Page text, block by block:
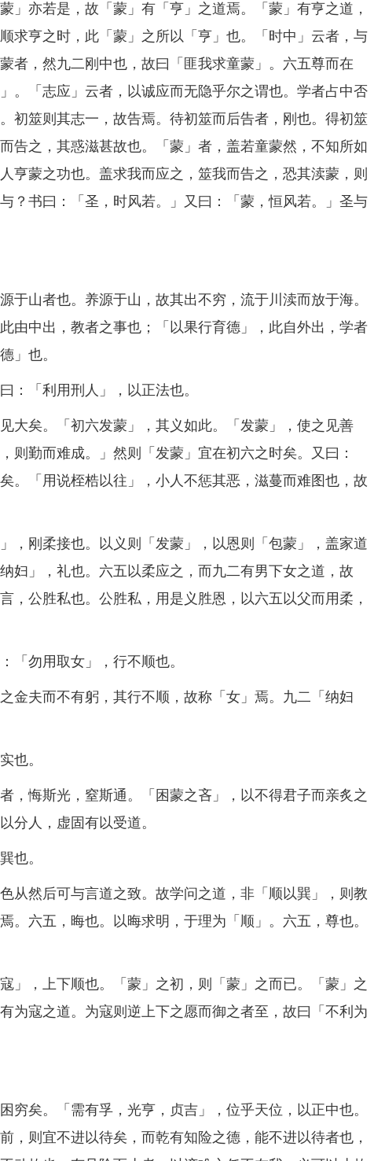
亦若是，故「蒙」有「亨」之道焉。「蒙」有亨之道，
求亨之时，此「蒙」之所以「亨」也。「时中」云者，与
者，然九二刚中也，故曰「匪我求童蒙」。六五尊而在
。「志应」云者，以诚应而无隐乎尔之谓也。学者占中否
初筮则其志一，故告焉。待初筮而后告者，刚也。得初筮
告之，其惑滋甚故也。「蒙」者，盖若童蒙然，不知所如
亨蒙之功也。盖求我而应之，筮我而告之，恐其渎蒙，则
？书曰：「圣，时风若。」又曰：「蒙，恒风若。」圣与
山者也。养源于山，故其出不穷，流于川渎而放于海。
由中出，教者之事也；「以果行育德」，此自外出，学者
」也。
「利用刑人」，以正法也。
矣。「初六发蒙」，其义如此。「发蒙」，使之见善
则勤而难成。」然则「发蒙」宜在初六之时矣。又曰：
。「用说桎梏以往」，小人不惩其恶，滋蔓而难图也，故
刚柔接也。以义则「发蒙」，以恩则「包蒙」，盖家道
妇」，礼也。六五以柔应之，而九二有男下女之道，故
，公胜私也。公胜私，用是义胜恩，以六五以父而用柔，
勿用取女」，行不顺也。
夫而不有躬，其行不顺，故称「女」焉。九二「纳妇
也。
悔斯光，窒斯通。「困蒙之吝」，以不得君子而亲炙之
分人，虚固有以受道。
也。
然后可与言道之致。故学问之道，非「顺以巽」，则教
六五，晦也。以晦求明，于理为「顺」。六五，尊也。
，上下顺也。「蒙」之初，则「蒙」之而已。「蒙」之
为寇之道。为寇则逆上下之愿而御之者至，故曰「不利为
矣。「需有孚，光亨，贞吉」，位乎天位，以正中也。
，则宜不进以待矣，而乾有知险之德，能不进以待者也，